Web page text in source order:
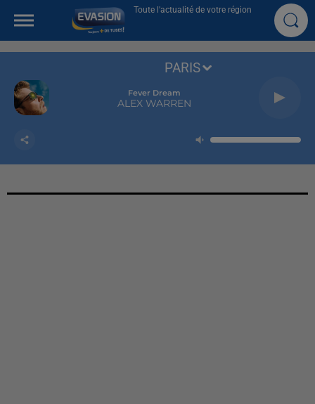
Toute l'actualité de votre région
Fever Dream
ALEX WARREN
PARIS